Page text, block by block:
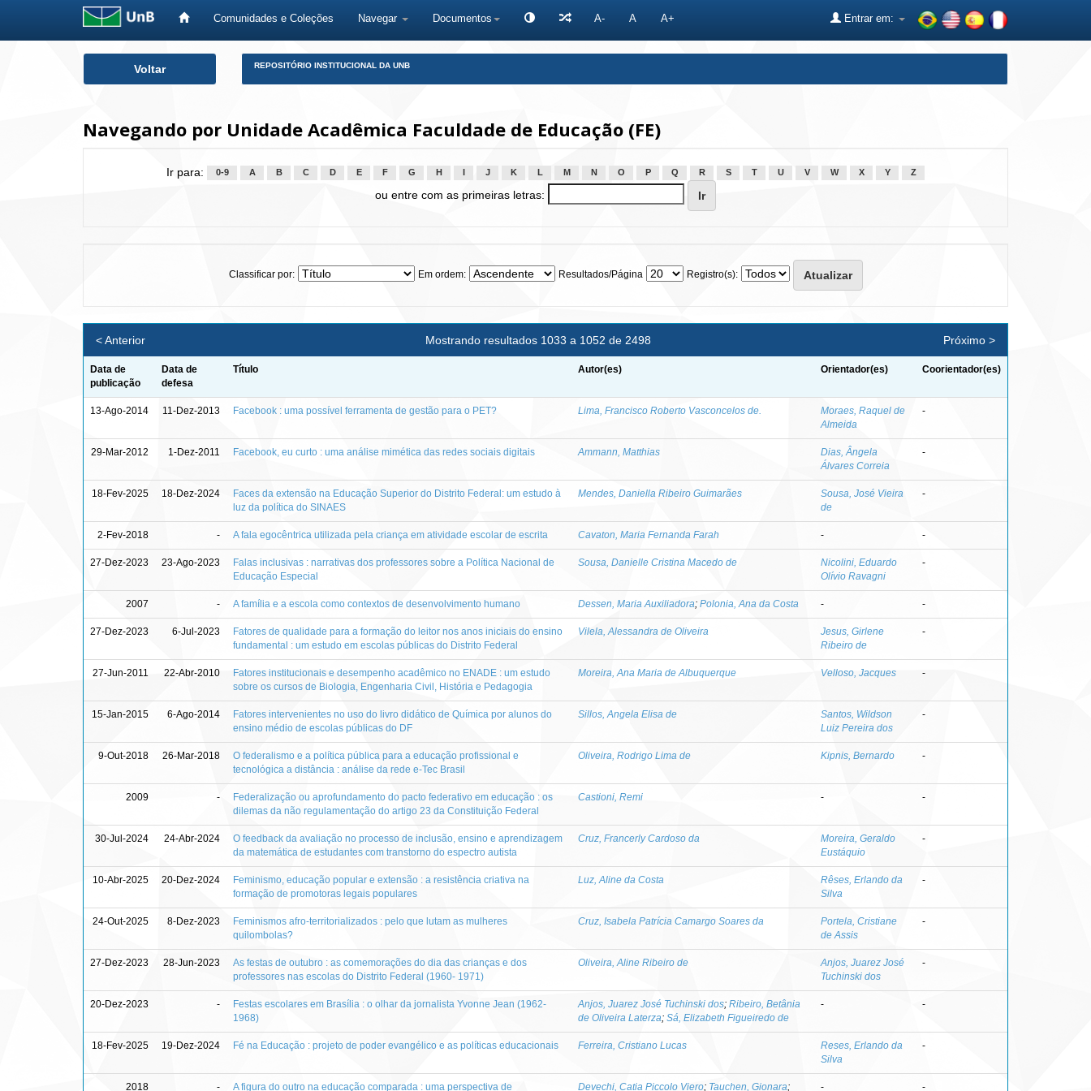
Comunidades e Coleções Navegar Documentos A- A A+ Entrar em:
Voltar REPOSITÓRIO INSTITUCIONAL DA UNB
Navegando por Unidade Acadêmica Faculdade de Educação (FE)
Ir para: 0-9 A B C D E F G H J K L M N O P Q R S T U V W X Y Z
ou entre com as primeiras letras:
Classificar por: Em ordem: Resultados/Página Registro(s):
Mostrando resultados 1033 a 1052 de 2498
< Anterior Próximo >
Data de
publicação
Data de
defesa
Título Autor(es) Orientador(es) Coorientador(es)
13-Ago-2014 11-Dez-2013 Facebook : uma possível ferramenta de gestão para o PET? Lima, Francisco Roberto Vasconcelos de.
Moraes, Raquel de
Almeida
-
29-Mar-2012 1-Dez-2011 Facebook, eu curto : uma análise mimética das redes sociais digitais Ammann, Matthias
Dias, Ângela
Álvares Correia
-
18-Fev-2025 18-Dez-2024
Faces da extensão na Educação Superior do Distrito Federal: um estudo à
luz da política do SINAES
Mendes, Daniella Ribeiro Guimarães
Sousa, José Vieira
de
-
2-Fev-2018 - A fala egocêntrica utilizada pela criança em atividade escolar de escrita Cavaton, Maria Fernanda Farah - -
27-Dez-2023 23-Ago-2023
Falas inclusivas : narrativas dos professores sobre a Política Nacional de
Educação Especial
Sousa, Danielle Cristina Macedo de
Nicolini, Eduardo
Olívio Ravagni
-
2007 - A família e a escola como contextos de desenvolvimento humano Dessen, Maria Auxiliadora; Polonia, Ana da Costa - -
27-Dez-2023 6-Jul-2023
Fatores de qualidade para a formação do leitor nos anos iniciais do ensino
fundamental : um estudo em escolas públicas do Distrito Federal
Vilela, Alessandra de Oliveira
Jesus, Girlene
Ribeiro de
-
27-Jun-2011 22-Abr-2010
Fatores institucionais e desempenho acadêmico no ENADE : um estudo
sobre os cursos de Biologia, Engenharia Civil, História e Pedagogia
Moreira, Ana Maria de Albuquerque Velloso, Jacques -
15-Jan-2015 6-Ago-2014
Fatores intervenientes no uso do livro didático de Química por alunos do
ensino médio de escolas públicas do DF
Sillos, Angela Elisa de
Santos, Wildson
Luiz Pereira dos
-
9-Out-2018 26-Mar-2018
O federalismo e a política pública para a educação profissional e
tecnológica a distância : análise da rede e-Tec Brasil
Oliveira, Rodrigo Lima de Kipnis, Bernardo -
2009 -
Federalização ou aprofundamento do pacto federativo em educação : os
dilemas da não regulamentação do artigo 23 da Constituição Federal
Castioni, Remi - -
30-Jul-2024 24-Abr-2024
O feedback da avaliação no processo de inclusão, ensino e aprendizagem
da matemática de estudantes com transtorno do espectro autista
Cruz, Francerly Cardoso da
Moreira, Geraldo
Eustáquio
-
10-Abr-2025 20-Dez-2024
Feminismo, educação popular e extensão : a resistência criativa na
formação de promotoras legais populares
Luz, Aline da Costa
Rêses, Erlando da
Silva
-
24-Out-2025 8-Dez-2023
Feminismos afro-territorializados : pelo que lutam as mulheres
quilombolas?
Cruz, Isabela Patrícia Camargo Soares da
Portela, Cristiane
de Assis
-
27-Dez-2023 28-Jun-2023
As festas de outubro : as comemorações do dia das crianças e dos
professores nas escolas do Distrito Federal (1960- 1971)
Oliveira, Aline Ribeiro de
Anjos, Juarez José
Tuchinski dos
-
20-Dez-2023 -
Festas escolares em Brasília : o olhar da jornalista Yvonne Jean (1962-
1968)
Anjos, Juarez José Tuchinski dos; Ribeiro, Betânia
de Oliveira Laterza; Sá, Elizabeth Figueiredo de
- -
18-Fev-2025 19-Dez-2024 Fé na Educação : projeto de poder evangélico e as políticas educacionais Ferreira, Cristiano Lucas
Reses, Erlando da
Silva
-
2018 - A figura do outro na educação comparada : uma perspectiva de Devechi, Catia Piccolo Viero; Tauchen, Gionara; - -